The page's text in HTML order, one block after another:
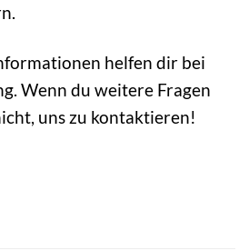
helfen dir bei
Wenn du weitere Fragen
uns zu kontaktieren!